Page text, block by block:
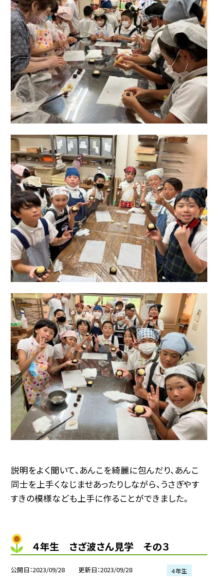
説明をよく聞いて、あんこを綺麗に包んだり、あんこ
同士を上手くなじませあったりしながら、うさぎやす
すきの模様なども上手に作ることができました。
４年生 さざ波さん見学 その３
公開日 2023/09/28 更新日 2023/09/28 ４年生